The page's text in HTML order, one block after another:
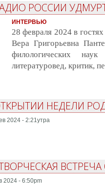
РОССИИ
ИНТЕРВЬЮ
28 февраля 2024 в
Вера Григорьевна
филологических
литературовед, критик,
НЕДЕЛИ
2024 - 2:21утра
ВСТРЕЧА
2024 - 6:50pm